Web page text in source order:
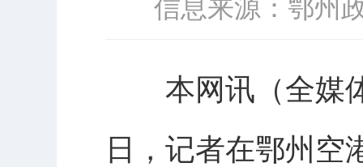
信息来源：鄂州
本网讯（全媒体
日，记者在鄂州空